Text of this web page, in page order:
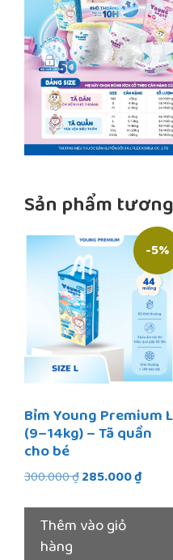
Sản phẩm
-5%
Bỉm Young Premium L
(9–14kg) – Tã quần
cho bé
300.000₫Giá
là:
300.000 ₫.
285.000₫Giá
tại
Thêm vào giỏ
hàng